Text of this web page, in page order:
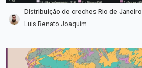
Distribuição de creches Rio de Janeiro
Luis Renato Joaquim